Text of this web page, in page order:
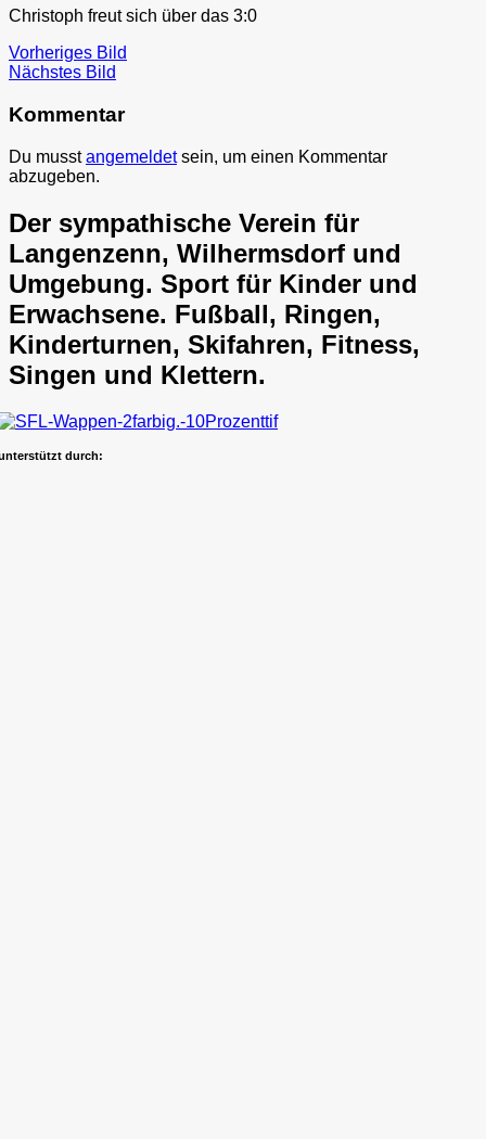
Christoph freut sich über das 3:0
Vorheriges Bild
Nächstes Bild
Kommentar
Du musstangemeldetsein, um einen Kommentar
abzugeben.
Der sympathische Verein für
Langenzenn, Wilhermsdorf und
Umgebung. Sport für Kinder und
Erwachsene. Fußball, Ringen,
Kinderturnen, Skifahren, Fitness,
Singen und Klettern.
durch: